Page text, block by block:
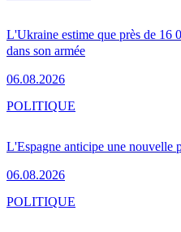
L'Ukraine estime que près de 16
dans son armée
06.08.2026
L'Espagne anticipe une nouvelle
06.08.2026
POLITIQUE
POLITIQUE